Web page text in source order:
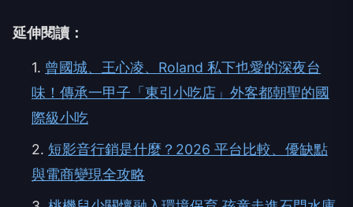
延伸閱讀：
1. 曾國城、王心凌、Roland 私下也愛的深夜台
味！傳承一甲子「東引小吃店」外客都朝聖的國
際級小吃
2. 短影音行銷是什麼？2026 平台比較、優缺點
與電商變現全攻略